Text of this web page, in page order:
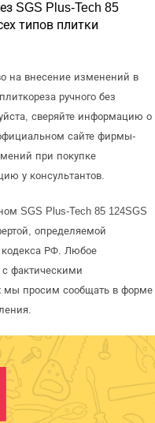
SGS Plus-Tech 85
типов плитки
на внесение изменений в
ручного без
сверяйте информацию о
сайте фирмы-
при покупке
у консультантов.
SGS Plus-Tech 85 124SGS
определяемой
кодекса РФ. Любое
с фактическими
мы просим сообщать в форме